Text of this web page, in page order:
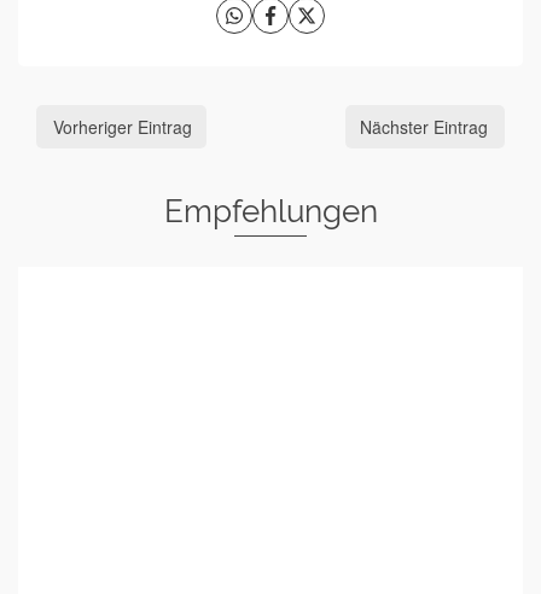
Vorheriger Eintrag Nächster Eintrag
Empfehlungen